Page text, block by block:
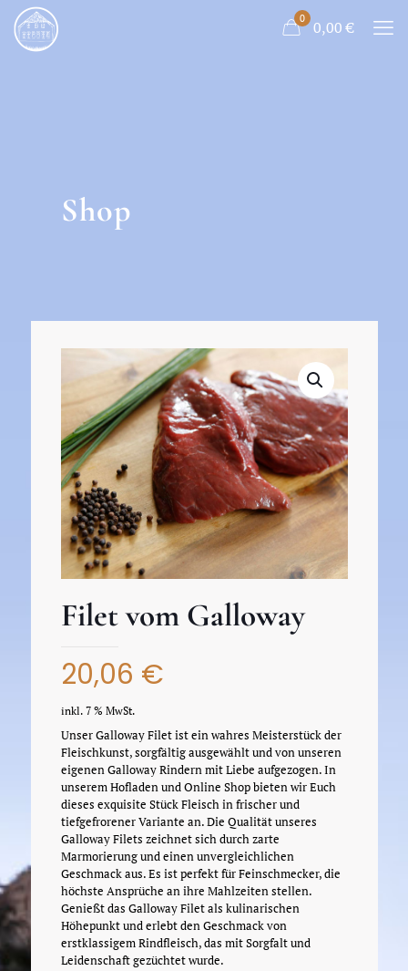
0 0,00€
Shop
Filet vom Galloway
20,06 €
inkl. 7 % MwSt.
Unser Galloway Filet ist ein wahres Meisterstück der
Fleischkunst, sorgfältig ausgewählt und von unseren
eigenen Galloway Rindern mit Liebe aufgezogen. In
unserem Hofladen und Online Shop bieten wir Euch
dieses exquisite Stück Fleisch in frischer und
tiefgefrorener Variante an. Die Qualität unseres
Galloway Filets zeichnet sich durch zarte
Marmorierung und einen unvergleichlichen
Geschmack aus. Es ist perfekt für Feinschmecker, die
höchste Ansprüche an ihre Mahlzeiten stellen.
Genießt das Galloway Filet als kulinarischen
Höhepunkt und erlebt den Geschmack von
erstklassigem Rindfleisch, das mit Sorgfalt und
Leidenschaft gezüchtet wurde.